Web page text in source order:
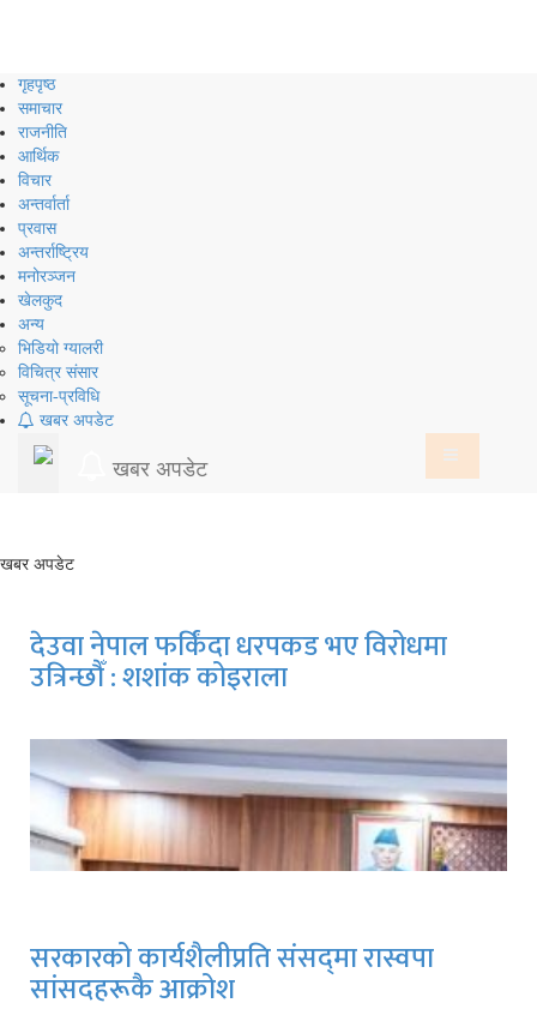
गृहपृष्ठ
समाचार
राजनीति
आर्थिक
विचार
अन्तर्वार्ता
प्रवास
अन्तर्राष्ट्रिय
मनोरञ्जन
खेलकुद
अन्य
भिडियो ग्यालरी
विचित्र संसार
सूचना-प्रविधि
खबर अपडेट
खबर अपडेट
खबर अपडेट
देउवा नेपाल फर्किंदा धरपकड भए विरोधमा
उत्रिन्छौँ : शशांक कोइराला
सरकारको कार्यशैलीप्रति संसद्‍मा रास्वपा
सांसदहरूकै आक्रोश